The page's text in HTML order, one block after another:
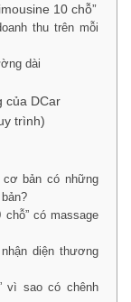
10 chỗ”
thu trên mỗi
dài
của DCar
trình)
cơ bản có những
chỗ” có massage
diện thương
vì sao có chênh